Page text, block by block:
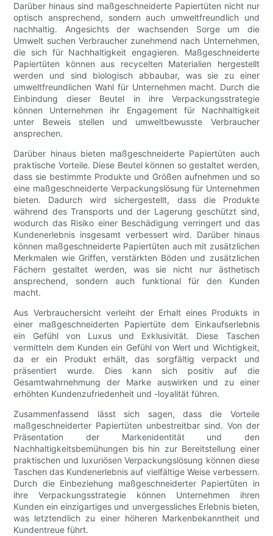
Darüber hinaus sind maßgeschneiderte Papiertüten nicht nur
optisch ansprechend, sondern auch umweltfreundlich und
nachhaltig. Angesichts der wachsenden Sorge um die
Umwelt suchen Verbraucher zunehmend nach Unternehmen,
die sich für Nachhaltigkeit engagieren. Maßgeschneiderte
Papiertüten können aus recycelten Materialien hergestellt
werden und sind biologisch abbaubar, was sie zu einer
umweltfreundlichen Wahl für Unternehmen macht. Durch die
Einbindung dieser Beutel in ihre Verpackungsstrategie
können Unternehmen ihr Engagement für Nachhaltigkeit
unter Beweis stellen und umweltbewusste Verbraucher
ansprechen.
Darüber hinaus bieten maßgeschneiderte Papiertüten auch
praktische Vorteile. Diese Beutel können so gestaltet werden,
dass sie bestimmte Produkte und Größen aufnehmen und so
eine maßgeschneiderte Verpackungslösung für Unternehmen
bieten. Dadurch wird sichergestellt, dass die Produkte
während des Transports und der Lagerung geschützt sind,
wodurch das Risiko einer Beschädigung verringert und das
Kundenerlebnis insgesamt verbessert wird. Darüber hinaus
können maßgeschneiderte Papiertüten auch mit zusätzlichen
Merkmalen wie Griffen, verstärkten Böden und zusätzlichen
Fächern gestaltet werden, was sie nicht nur ästhetisch
ansprechend, sondern auch funktional für den Kunden
macht.
Aus Verbrauchersicht verleiht der Erhalt eines Produkts in
einer maßgeschneiderten Papiertüte dem Einkaufserlebnis
ein Gefühl von Luxus und Exklusivität. Diese Taschen
vermitteln dem Kunden ein Gefühl von Wert und Wichtigkeit,
da er ein Produkt erhält, das sorgfältig verpackt und
präsentiert wurde. Dies kann sich positiv auf die
Gesamtwahrnehmung der Marke auswirken und zu einer
erhöhten Kundenzufriedenheit und -loyalität führen.
Zusammenfassend lässt sich sagen, dass die Vorteile
maßgeschneiderter Papiertüten unbestreitbar sind. Von der
Präsentation der Markenidentität und den
Nachhaltigkeitsbemühungen bis hin zur Bereitstellung einer
praktischen und luxuriösen Verpackungslösung können diese
Taschen das Kundenerlebnis auf vielfältige Weise verbessern.
Durch die Einbeziehung maßgeschneiderter Papiertüten in
ihre Verpackungsstrategie können Unternehmen ihren
Kunden ein einzigartiges und unvergessliches Erlebnis bieten,
was letztendlich zu einer höheren Markenbekanntheit und
Kundentreue führt.